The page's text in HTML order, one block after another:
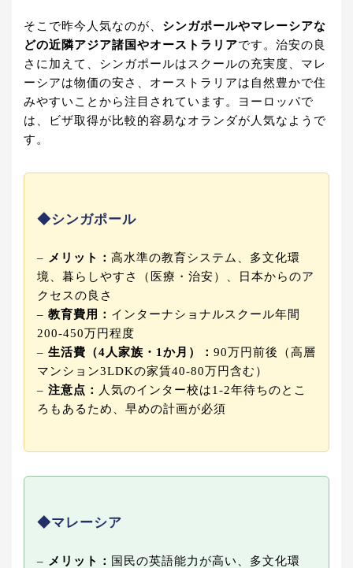
そこで昨今人気なのが、 シンガポールやマレーシアな
どの近隣アジア諸国やオーストラリアです。治安の良
さに加えて、シンガポールはスクールの充実度、マレ
ーシアは物価の安さ、オーストラリアは自然豊かで住
みやすいことから注目されています。ヨーロッパで
は、ビザ取得が比較的容易なオランダが人気なようで
す。
◆シンガポール
– メリット： 高水準の教育システム、多文化環
境、暮らしやすさ（医療・治安）、日本からのア
クセスの良さ
– 教育費用： インターナショナルスクール年間
200-450万円程度
– 生活費（4人家族・1か月）： 90万円前後（高層
マンション3LDKの家賃40-80万円含む）
– 注意点：
人気のインター校は1-2年待ちのとこ
ろもあるため、早めの計画が必須
◆マレーシア
– メリット：
国民の英語能力が高い、多文化環